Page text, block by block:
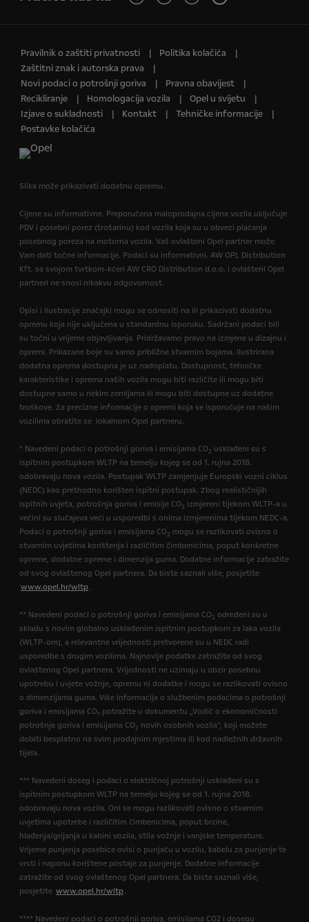
Pravilnik o zaštiti privatnosti
Politika kolačića
Zaštitni znak i autorska prava
Novi podaci o potrošnji goriva
Pravna obavijest
Recikliranje
Homologacija vozila
Opel u svijetu
Izjave o sukladnosti
Kontakt
Tehničke informacije
Postavke kolačića
Slika može prikazivati dodatnu opremu.
Cijene su informativne. Preporučena maloprodajna cijena vozila uključuje
PDV i posebni porez (trošarinu) kod vozila koja su u obvezi plaćanja
posebnog poreza na motorna vozila. Vaš ovlašteni Opel partner može
Vam dati točne informacije. Podaci su informativni. AW OPL Distribution
Kft. sa svojom tvrtkom-kćeri AW CRO Distribution d.o.o. i ovlašteni Opel
partneri ne snosi nikakvu odgovornost.
Opisi i ilustracije značajki mogu se odnositi na ili prikazivati dodatnu
opremu koja nije uključena u standardnu isporuku. Sadržani podaci bili
su točni u vrijeme objavljivanja. Pridržavamo pravo na izmjene u dizajnu i
opremi. Prikazane boje su samo približne stvarnim bojama. Ilustrirana
dodatna oprema dostupna je uz nadoplatu. Dostupnost, tehničke
karakteristike i oprema naših vozila mogu biti različite ili mogu biti
dostupne samo u nekim zemljama ili mogu biti dostupne uz dodatne
troškove. Za precizne informacije o opremi koja se isporučuje na našim
vozilima obratite se lokalnom Opel partneru.
* Navedeni podaci o potrošnji goriva i emisijama CO2 usklađeni su s
ispitnim postupkom WLTP na temelju kojeg se od 1. rujna 2018.
odobravaju nova vozila. Postupak WLTP zamjenjuje Europski vozni ciklus
(NEDC) kao prethodno korišten ispitni postupak. Zbog realističnijih
ispitnih uvjeta, potrošnja goriva i emisije CO2 izmjereni tijekom WLTP-a u
većini su slučajeva veći u usporedbi s onima izmjerenima tijekom NEDC-a.
Podaci o potrošnji goriva i emisijama CO2 mogu se razlikovati ovisno o
stvarnim uvjetima korištenja i različitim čimbenicima, poput konkretne
opreme, dodatne opreme i dimenzija guma. Dodatne informacije zatražite
od svog ovlaštenog Opel partnera. Da biste saznali više, posjetite
www.opel.hr/wltp .
** Navedeni podaci o potrošnji goriva i emisijama CO2 određeni su u
skladu s novim globalno usklađenim ispitnim postupkom za laka vozila
(WLTP-om), a relevantne vrijednosti pretvorene su u NEDC radi
usporedbe s drugim vozilima. Najnovije podatke zatražite od svog
ovlaštenog Opel partnera. Vrijednosti ne uzimaju u obzir posebnu
upotrebu i uvjete vožnje, opremu ni dodatke i mogu se razlikovati ovisno
o dimenzijama guma. Više informacija o službenim podacima o potrošnji
goriva i emisijama CO₂ potražite u dokumentu „Vodič o ekonomičnosti
potrošnje goriva i emisijama CO2 novih osobnih vozila”, koji možete
dobiti besplatno na svim prodajnim mjestima ili kod nadležnih državnih
tijela.
*** Navedeni doseg i podaci o električnoj potrošnji usklađeni su s
ispitnim postupkom WLTP na temelju kojeg se od 1. rujna 2018.
odobravaju nova vozila. Oni se mogu razlikovati ovisno o stvarnim
uvjetima upotrebe i različitim čimbenicima, poput brzine,
hlađenja/grijanja u kabini vozila, stila vožnje i vanjske temperature.
Vrijeme punjenja posebice ovisi o punjaču u vozilu, kabelu za punjenje te
vrsti i naponu korištene postaje za punjenje. Dodatne informacije
zatražite od svog ovlaštenog Opel partnera. Da biste saznali više,
posjetite www.opel.hr/wltp .
**** Navedeni podaci o potrošnji goriva, emisijama CO2 i dosegu